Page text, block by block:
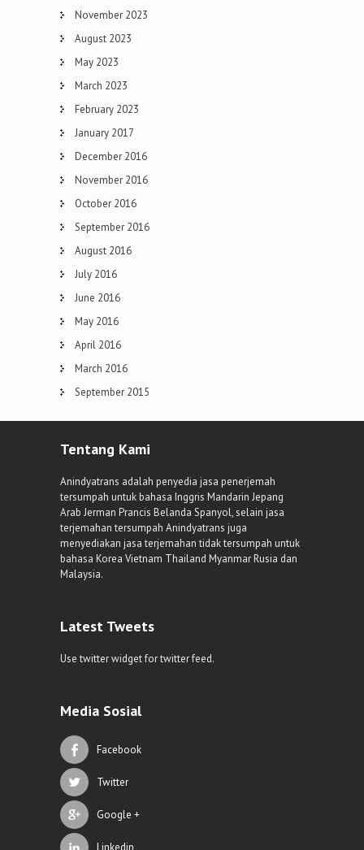
November 2023
August 2023
May 2023
March 2023
February 2023
January 2017
December 2016
November 2016
October 2016
September 2016
August 2016
July 2016
June 2016
May 2016
April 2016
March 2016
September 2015
Tentang Kami
Anindyatrans adalah penyedia jasa penerjemah
tersumpah untuk bahasa Inggris Mandarin Jepang
Arab Jerman Prancis Belanda Spanyol, selain jasa
terjemahan tersumpah Anindyatrans juga
menyediakan jasa terjemahan tidak tersumpah untuk
bahasa Korea Vietnam Thailand Myanmar Rusia dan
Malaysia.
Latest Tweets
Use twitter widget for twitter feed.
Media Sosial
Facebook
Twitter
Google +
Linkedin